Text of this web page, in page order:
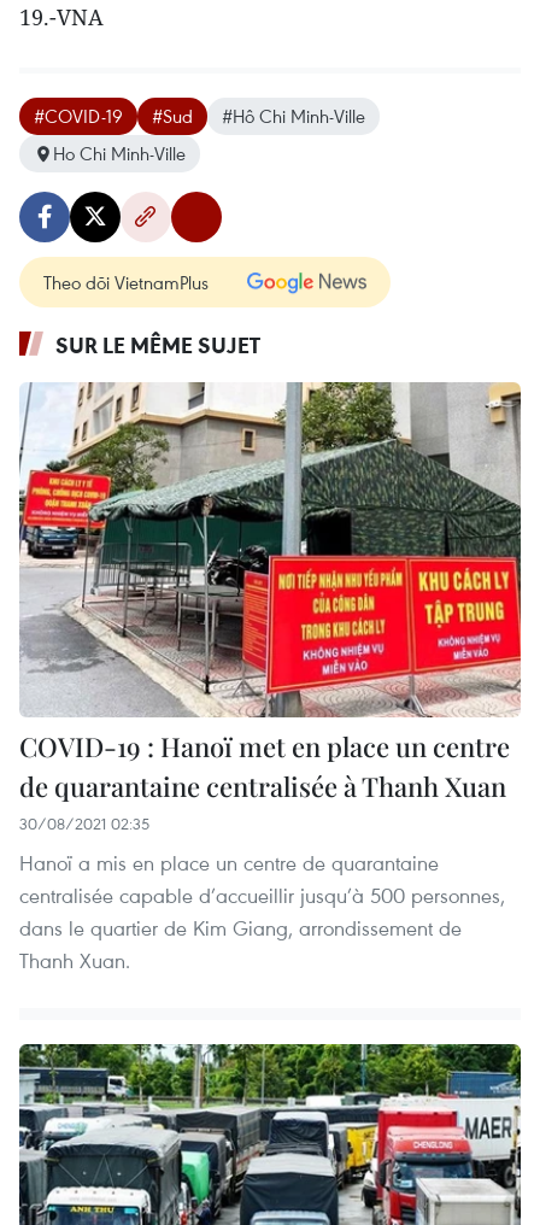
19.-VNA
#COVID-19 #Sud
#Hô Chi Minh-Ville
Ho Chi Minh-Ville
Theo dõi VietnamPlus
SUR LE MÊME SUJET
COVID-19 : Hanoï met en place un centre
de quarantaine centralisée à Thanh Xuan
30/08/2021 02:35
Hanoï a mis en place un centre de quarantaine
centralisée capable d’accueillir jusqu’à 500 personnes,
dans le quartier de Kim Giang, arrondissement de
Thanh Xuan.